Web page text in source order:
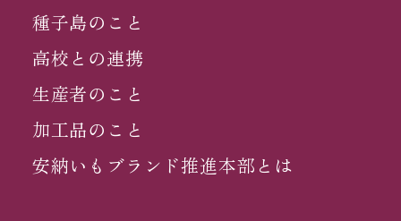
種子島のこと
高校との連携
生産者のこと
加工品のこと
安納いもブランド推進本部とは